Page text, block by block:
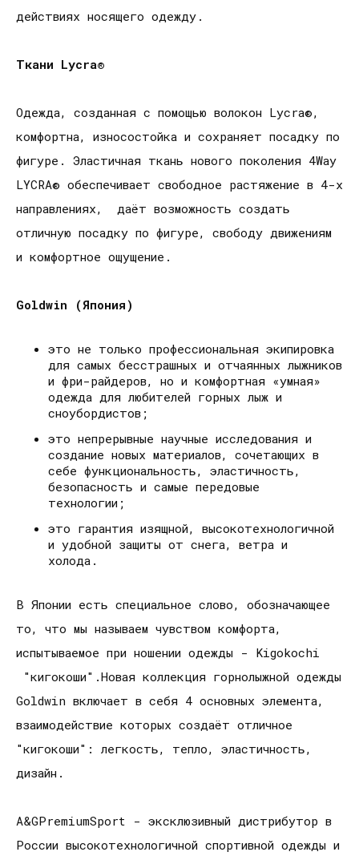
действиях носящего одежду.
Ткани Lycra®
Одежда, созданная с помощью волокон Lycra®,
комфортна, износостойка и сохраняет посадку по
фигуре. Эластичная ткань нового поколения 4Way
LYCRA® обеспечивает свободное растяжение в 4-х
направлениях, даёт возможность создать
отличную посадку по фигуре, свободу движениям
и комфортное ощущение.
Goldwin (Япония)
это не только профессиональная экипировка
для самых бесстрашных и отчаянных лыжников
и фри-райдеров, но и комфортная «умная»
одежда для любителей горных лыж и
сноубордистов;
это непрерывные научные исследования и
создание новых материалов, сочетающих в
себе функциональность, эластичность,
безопасность и самые передовые
технологии;
это гарантия изящной, высокотехнологичной
и удобной защиты от снега, ветра и
холода.
В Японии есть специальное слово, обозначающее
то, что мы называем чувством комфорта,
испытываемое при ношении одежды - Kigokochi
"кигокоши".Новая коллекция горнолыжной одежды
Goldwin включает в себя 4 основных элемента,
взаимодействие которых создаёт отличное
"кигокоши": легкость, тепло, эластичность,
дизайн.
A&GPremiumSport - эксклюзивный дистрибутор в
России высокотехнологичной спортивной одежды и